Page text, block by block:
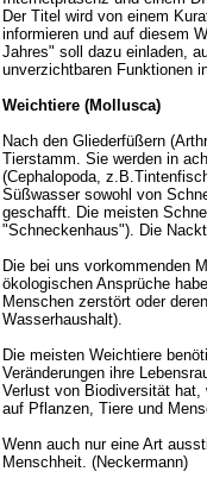
Der Titel wird von einem
informieren und auf diesem
Jahres" soll dazu einladen,
unverzichtbaren Funktionen
Weichtiere (Mollusca)
Nach den Gliederfüßern
Tierstamm. Sie werden in
(Cephalopoda,
Süßwasser sowohl von
geschafft. Die meisten
"Schneckenhaus"). Die
Die bei uns vorkommenden
ökologischen Ansprüche
Menschen zerstört oder
Wasserhaushalt).
Die meisten Weichtiere
Veränderungen ihre
Verlust von Biodiversität hat,
auf Pflanzen, Tiere und
Wenn auch nur eine Art
Menschheit. (Neckermann)